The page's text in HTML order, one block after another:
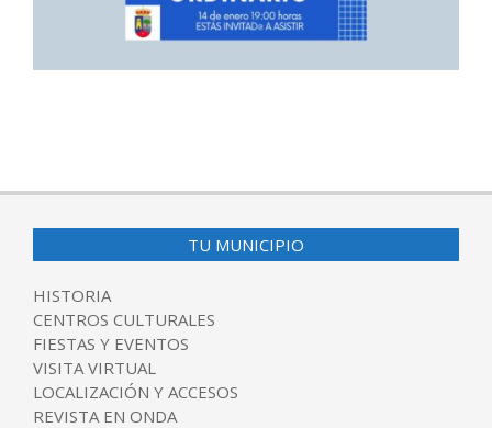
TU MUNICIPIO
HISTORIA
CENTROS CULTURALES
FIESTAS Y EVENTOS
VISITA VIRTUAL
LOCALIZACIÓN Y ACCESOS
REVISTA EN ONDA